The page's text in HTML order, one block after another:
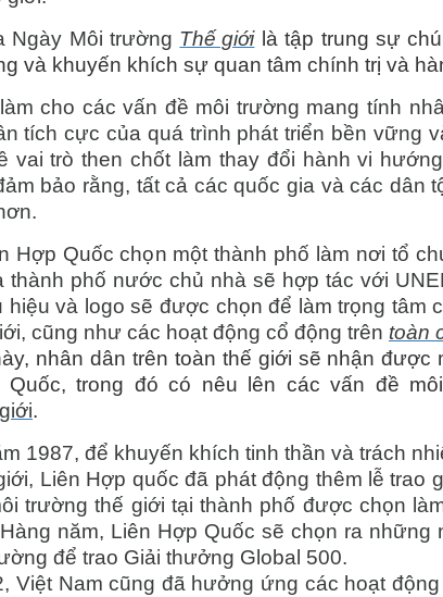
Ngày Môi trường Thế giớilà tập trung sự
và khuyến khích sự quan tâm chính trị và
cho các vấn đề môi trường mang tính
tích cực của quá trình phát triển bền vững
vai trò then chốt làm thay đổi hành vi
bảo rằng, tất cả các quốc gia và các dân
Hợp Quốc chọn một thành phố làm nơi tổ
thành phố nước chủ nhà sẽ hợp tác với
hiệu và logo sẽ được chọn để làm trọng tâm
cũng như các hoạt động cổ động trên toàn
nhân dân trên toàn thế giới sẽ nhận
Quốc, trong đó có nêu lên các vấn đề
.
1987, để khuyến khích tinh thần và trách
Liên Hợp quốc đã phát động thêm lễ
trường thế giới tại thành phố được chọn
năm, Liên Hợp Quốc sẽ chọn ra
để trao Giải thưởng Global 500.
Việt Nam cũng đã hưởng ứng các hoạt